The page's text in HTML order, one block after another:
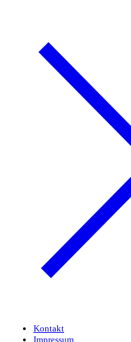
Kontakt
Impressum